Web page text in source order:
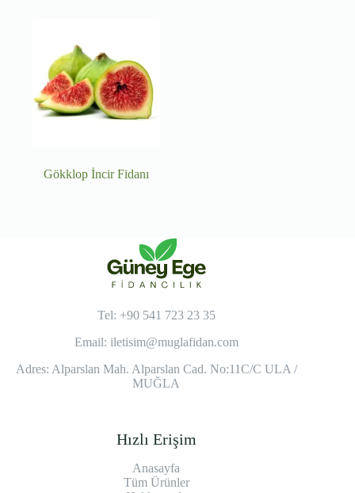
Gökklop İncir Fidanı
Tel: +90 541 723 23 35
Email: iletisim@muglafidan.com
Adres: Alparslan Mah. Alparslan Cad. No:11C/C ULA /
MUĞLA
Hızlı Erişim
Anasayfa
Tüm Ürünler